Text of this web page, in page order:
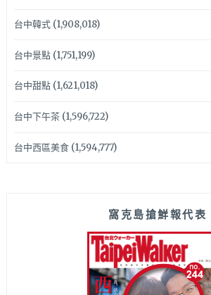
台中韓式(1,908,018)
台中景點(1,751,199)
台中甜點(1,621,018)
台中下午茶(1,596,722)
台中西區美食(1,594,777)
窩克島搶鮮報代表